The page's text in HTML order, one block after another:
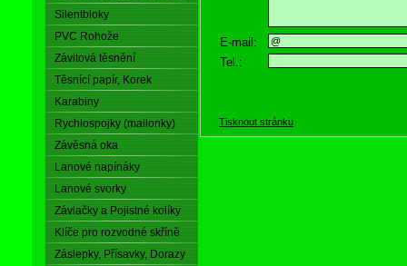
Silentbloky
PVC Rohože
Závitová těsnění
Těsnící papír, Korek
Karabiny
Rychlospojky (mailonky)
Závěsná oka
Lanové napínáky
Lanové svorky
Závlačky a Pojistné kolíky
Klíče pro rozvodné skříně
Záslepky, Přísavky, Dorazy
E-mail:
Tel.:
Tisknout stránku